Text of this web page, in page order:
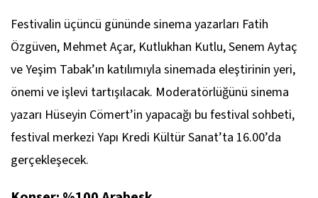
Festivalin üçüncü gününde sinema yazarları Fatih
Özgüven, Mehmet Açar, Kutlukhan Kutlu, Senem Aytaç
ve Yeşim Tabak’ın katılımıyla sinemada eleştirinin yeri,
önemi ve işlevi tartışılacak. Moderatörlüğünü sinema
yazarı Hüseyin Cömert’in yapacağı bu festival sohbeti,
festival merkezi Yapı Kredi Kültür Sanat’ta 16.00’da
gerçekleşecek.